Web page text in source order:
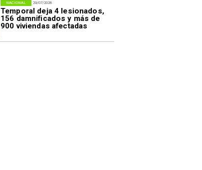
29/07/2026
Temporal deja 4 lesionados,
156 damnificados y más de
900 viviendas afectadas
NACIONAL